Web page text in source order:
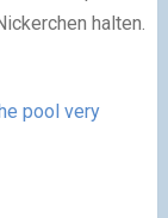
halten.
pool very